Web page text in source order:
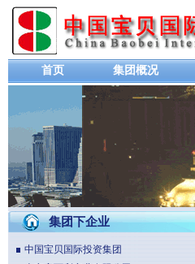
首页 集团概况
集团下企业
中国宝贝国际投资集团